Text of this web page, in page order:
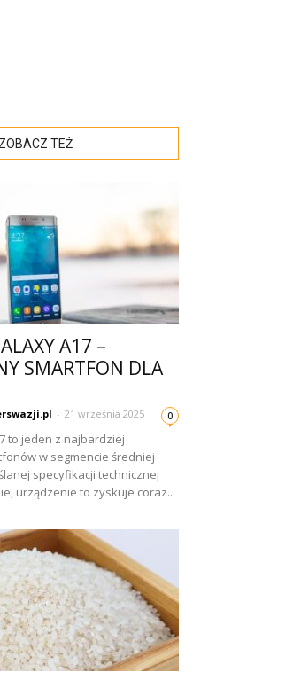
ZOBACZ TEŻ
A17 –
SMARTFON DLA
- 21 września 2025 0
to jeden z najbardziej
w segmencie średniej
specyfikacji technicznej
urządzenie to zyskuje coraz...